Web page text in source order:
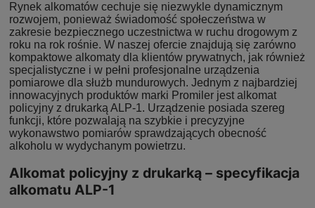
Rynek alkomatów cechuje się niezwykle dynamicznym
rozwojem, ponieważ świadomość społeczeństwa w
zakresie bezpiecznego uczestnictwa w ruchu drogowym z
roku na rok rośnie. W naszej ofercie znajdują się zarówno
kompaktowe alkomaty dla klientów prywatnych, jak również
specjalistyczne i w pełni profesjonalne urządzenia
pomiarowe dla służb mundurowych. Jednym z najbardziej
innowacyjnych produktów marki Promiler jest alkomat
policyjny z drukarką ALP-1. Urządzenie posiada szereg
funkcji, które pozwalają na szybkie i precyzyjne
wykonawstwo pomiarów sprawdzających obecność
alkoholu w wydychanym powietrzu.
Alkomat policyjny z drukarką – specyfikacja
alkomatu ALP-1